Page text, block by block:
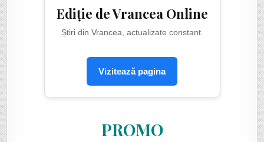
Ediție de Vrancea Online
Știri din Vrancea, actualizate constant.
Vizitează pagina
PROMO